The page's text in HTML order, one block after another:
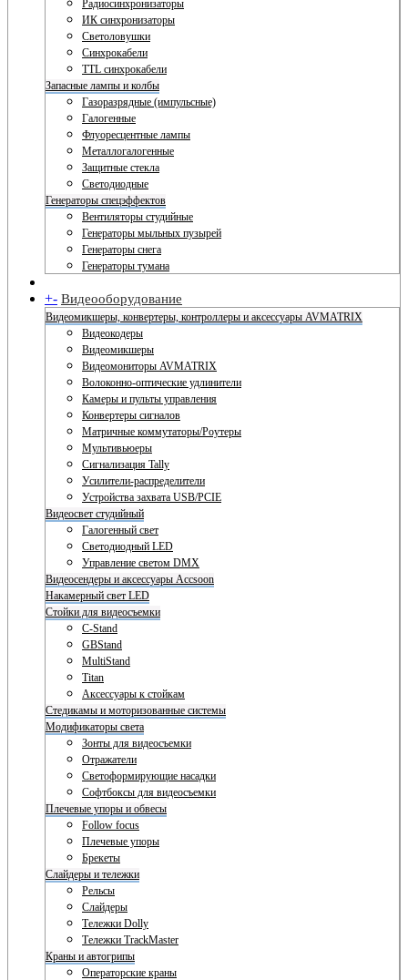
Радиосинхронизаторы
ИК синхронизаторы
Светоловушки
Синхрокабели
TTL синхрокабели
Запасные лампы и колбы
Газоразрядные (импульсные)
Галогенные
Флуоресцентные лампы
Металлогалогенные
Защитные стекла
Светодиодные
Генераторы спецэффектов
Вентиляторы студийные
Генераторы мыльных пузырей
Генераторы снега
Генераторы тумана
+- Видеооборудование
Видеомикшеры, конвертеры, контроллеры и аксессуары AVMATRIX
Видеокодеры
Видеомикшеры
Видеомониторы AVMATRIX
Волоконно-оптические удлинители
Камеры и пульты управления
Конвертеры сигналов
Матричные коммутаторы/Роутеры
Мультивьюеры
Сигнализация Tally
Усилители-распределители
Устройства захвата USB/PCIE
Видеосвет студийный
Галогенный свет
Светодиодный LED
Управление светом DMX
Видеосендеры и аксессуары Accsoon
Накамерный свет LED
Стойки для видеосъемки
C-Stand
GBStand
MultiStand
Titan
Аксессуары к стойкам
Стедикамы и моторизованные системы
Модификаторы света
Зонты для видеосъемки
Отражатели
Светоформирующие насадки
Софтбоксы для видеосъемки
Плечевые упоры и обвесы
Follow focus
Плечевые упоры
Брекеты
Слайдеры и тележки
Рельсы
Слайдеры
Тележки Dolly
Тележки TrackMaster
Краны и автогрипы
Операторские краны